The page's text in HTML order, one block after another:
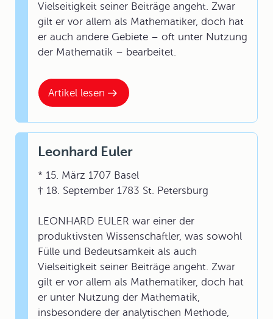
Artikel lesen
Vielseitigkeit seiner Beiträge angeht. Zwar
gilt er vor allem als Mathematiker, doch hat
er auch andere Gebiete – oft unter Nutzung
der Mathematik – bearbeitet.
Leonhard Euler
* 15. März 1707 Basel
† 18. September 1783 St. Petersburg
LEONHARD EULER war einer der
produktivsten Wissenschaftler, was sowohl
Fülle und Bedeutsamkeit als auch
Vielseitigkeit seiner Beiträge angeht. Zwar
gilt er vor allem als Mathematiker, doch hat
er unter Nutzung der Mathematik,
insbesondere der analytischen Methode,